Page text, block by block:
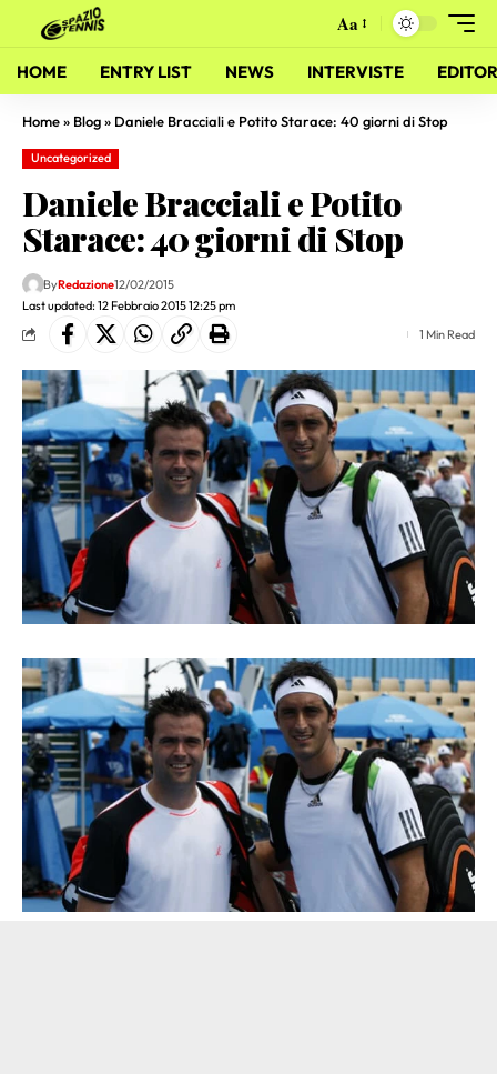
Aa
HOME ENTRY LIST NEWS INTERVISTE
Home» Blog» Daniele Bracciali e Potito Starace: 40 giorni di Stop
Uncategorized
Daniele Bracciali e Potito
Starace: 40 giorni di Stop
Last updated: 12 Febbraio 2015 12:25 pm
ByRedazione12/02/2015
1 Min Read